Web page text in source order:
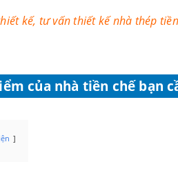
kế, tư vấn thiết kế nhà thép
của nhà tiền chế bạn